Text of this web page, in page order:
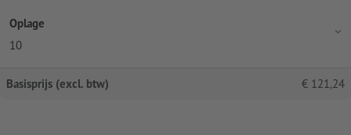
Oplage
10
Basisprijs (excl. btw) € 121,24